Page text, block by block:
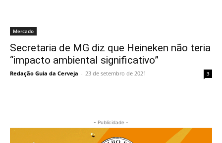
Mercado
Secretaria de MG diz que Heineken não teria
“impacto ambiental significativo”
Redação Guia da Cerveja - 23 de setembro de 2021 3
- Publicidade -